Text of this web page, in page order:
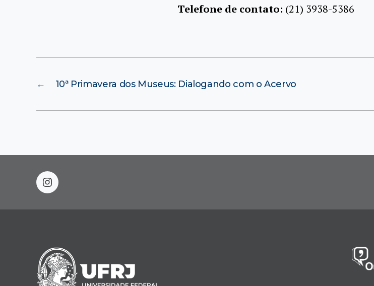
Telefone de contato: (21) 3938-5386
← 10ª Primavera dos Museus: Dialogando com o Acervo
instagram